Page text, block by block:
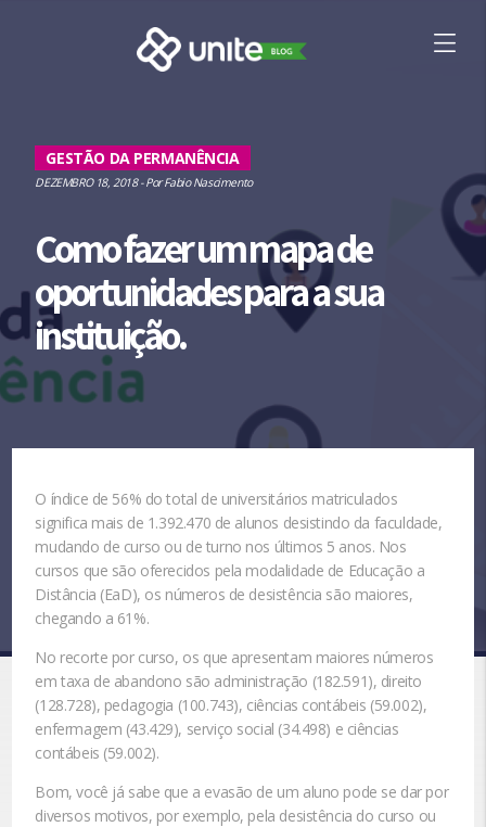
GESTÃO DA PERMANÊNCIA
DEZEMBRO 18, 2018- PorFabio Nascimento
Como fazer um mapa de
oportunidades para a sua
instituição.
O índice de 56% do total de universitários matriculados
significa mais de 1.392.470 de alunos desistindo da faculdade,
mudando de curso ou de turno nos últimos 5 anos. Nos
cursos que são oferecidos pela modalidade de Educação a
Distância (EaD), os números de desistência são maiores,
chegando a 61%.
No recorte por curso, os que apresentam maiores números
em taxa de abandono são administração (182.591), direito
(128.728), pedagogia (100.743), ciências contábeis (59.002),
enfermagem (43.429), serviço social (34.498) e ciências
contábeis (59.002).
Bom, você já sabe que a evasão de um aluno pode se dar por
diversos motivos, por exemplo, pela desistência do curso ou